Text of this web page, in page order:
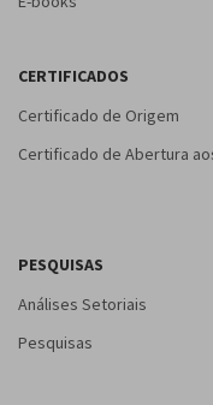
CERTIFICADOS
Certificado de Origem
Certificado de Abertura
PESQUISAS
Análises Setoriais
Pesquisas